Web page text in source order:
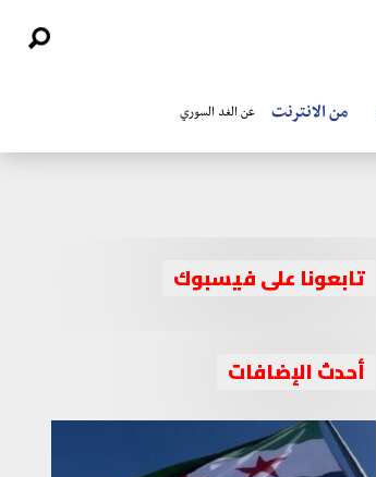
من الانترنت عن الغد السوري
تابعونا على فيسبوك
أحدث الإضافات